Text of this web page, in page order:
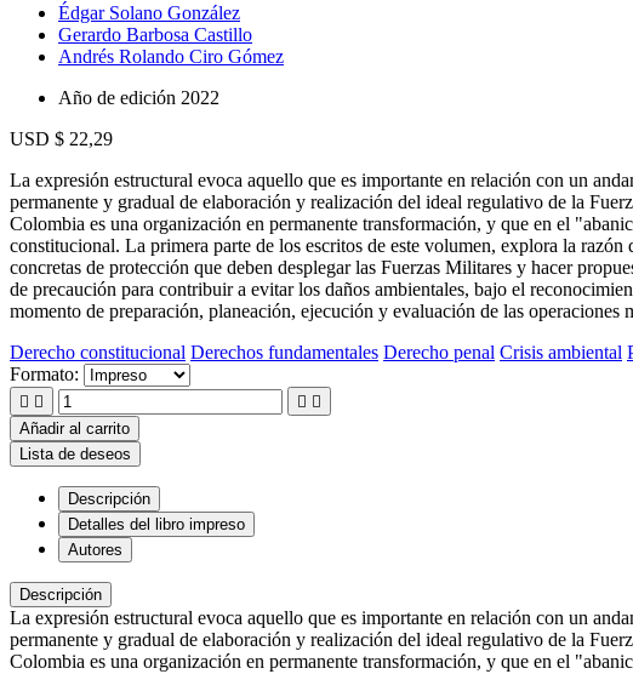
Édgar Solano González
Gerardo Barbosa Castillo
Andrés Rolando Ciro Gómez
Año de edición 2022
USD $ 22,29
La expresión estructural evoca aquello que es importante en relación con un
permanente y gradual de elaboración y realización del ideal regulativo de la
Colombia es una organización en permanente transformación, y que en el
constitucional. La primera parte de los escritos de este volumen, explora la
concretas de protección que deben desplegar las Fuerzas Militares y hacer
de precaución para contribuir a evitar los daños ambientales, bajo el
momento de preparación, planeación, ejecución y evaluación de las operaciones
Derecho constitucional Derechos fundamentales Derecho penal Crisis ambiental
Formato:
   
Añadir al carrito
Lista de deseos
Descripción
Detalles del libro impreso
Autores
Descripción
La expresión estructural evoca aquello que es importante en relación con un
permanente y gradual de elaboración y realización del ideal regulativo de la
Colombia es una organización en permanente transformación, y que en el